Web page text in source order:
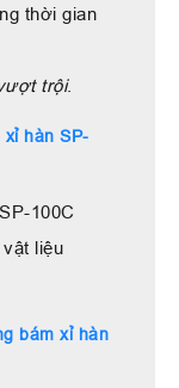
thời gian
trội.
hàn SP-
100C
liệu
bám xỉ hàn